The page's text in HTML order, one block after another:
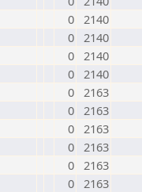
0 2140
0 2140
0 2140
0 2140
0 2163
0 2163
0 2163
0 2163
0 2163
0 2163